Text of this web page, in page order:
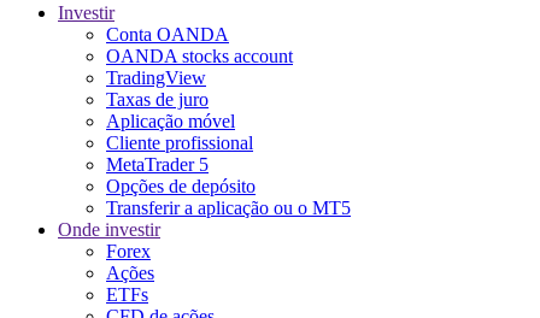
Investir
Conta OANDA
OANDA stocks account
TradingView
Taxas de juro
Aplicação móvel
Cliente profissional
MetaTrader 5
Opções de depósito
Transferir a aplicação ou o MT5
Onde investir
Forex
Ações
ETFs